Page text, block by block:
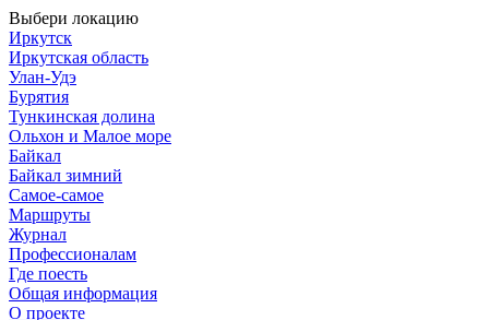
Выбери локацию
Иркутск
Иркутская область
Улан-Удэ
Бурятия
Тункинская долина
Ольхон и Малое море
Байкал
Байкал зимний
Самое-самое
Маршруты
Журнал
Профессионалам
Где поесть
Общая информация
О проекте